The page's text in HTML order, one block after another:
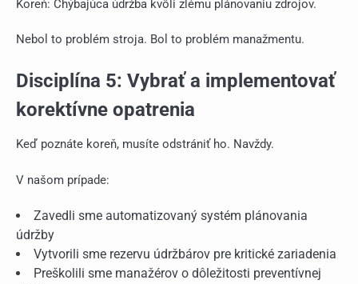
Koreň: Chýbajúca údržba kvôli zlému plánovaniu zdrojov.
Nebol to problém stroja. Bol to problém manažmentu.
Disciplína 5: Vybrať a implementovať
korektívne opatrenia
Keď poznáte koreň, musíte odstrániť ho. Navždy.
V našom prípade:
Zavedli sme automatizovaný systém plánovania
údržby
Vytvorili sme rezervu údržbárov pre kritické zariadenia
Preškolili sme manažérov o dôležitosti preventívnej